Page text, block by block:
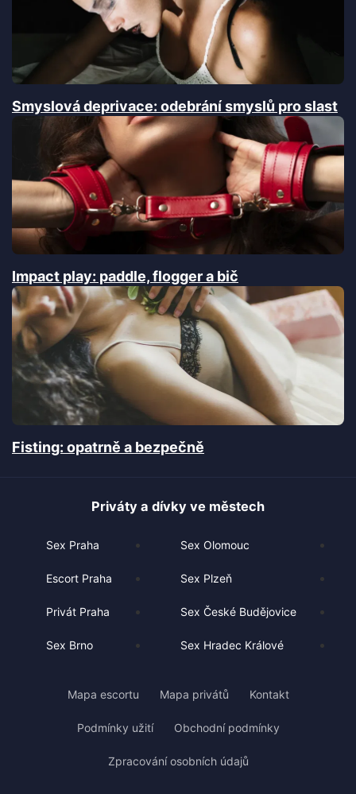
Smyslová deprivace: odebrání smyslů pro slast
Impact play: paddle, flogger a bič
Fisting: opatrně a bezpečně
Priváty a dívky ve městech
Sex Praha
Escort Praha
Privát Praha
Sex Brno
Sex Olomouc
Sex Plzeň
Sex České Budějovice
Sex Hradec Králové
Mapa escortu Mapa privátů Kontakt
Podmínky užití Obchodní podmínky
Zpracování osobních údajů